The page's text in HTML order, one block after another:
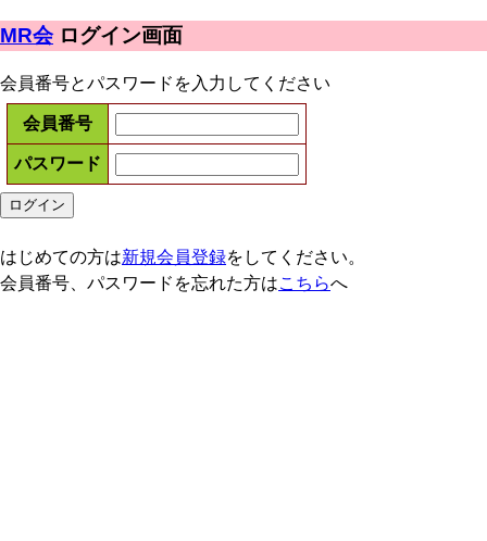
MR会ログイン画面
会員番号とパスワードを入力してください
会員番号
パスワード
はじめての方は新規会員登録をしてください。
会員番号、パスワードを忘れた方はこちらへ